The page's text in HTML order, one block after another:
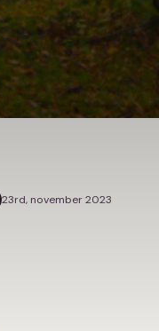
23rd, november 2023